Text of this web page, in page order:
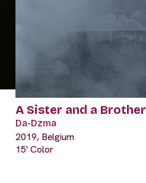
A Sister and a Brother
Da-Dzma
2019, Belgium
15' Color